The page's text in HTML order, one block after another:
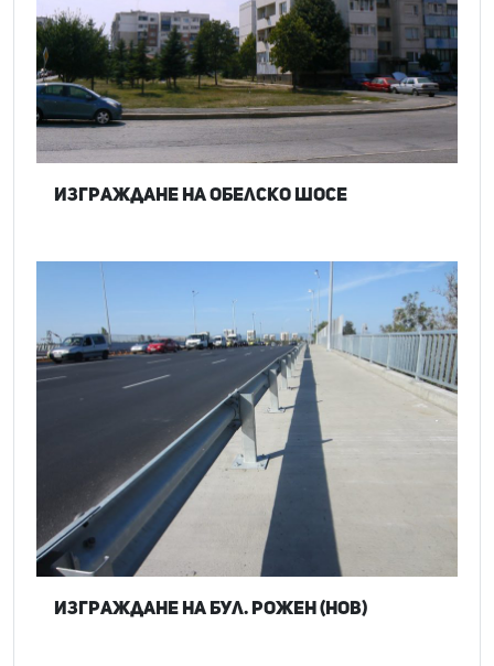
Изграждане на Обелско шосе
Изграждане на бул. Рожен (нов)